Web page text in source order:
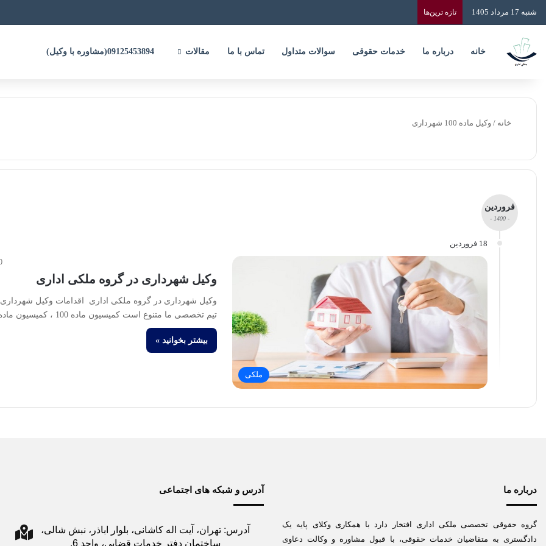
شنبه 17 مرداد 1405 تازه‌ ترین‌ها
خانه درباره ما خدمات حقوقی سوالات متداول تماس با ما مقالات
خانه / وکیل ماده 100 شهرداری
فروردین
- 1400 -
18 فروردین
ملکی
وکیل شهرداری در گروه ملکی اداری
وکیل شهرداری در گروه ملکی اداری اقدامات وکیل
تیم تخصصی ما متنوع است کمیسیون ماده 100 ، کمیسیون ماده…
بیشتر بخوانید »
درباره ما
گروه حقوقی تخصصی ملکی اداری افتخار دارد با همکاری وکلای پایه یک
دادگستری به متقاضیان خدمات حقوقی، با قبول مشاوره و وکالت دعاوی
آدرس و شبکه های اجتماعی
آدرس: تهران، آیت اله کاشانی، بلوار اباذر، نبش شالی،
ساختمان دفتر خدمات قضایی، واحد 6.